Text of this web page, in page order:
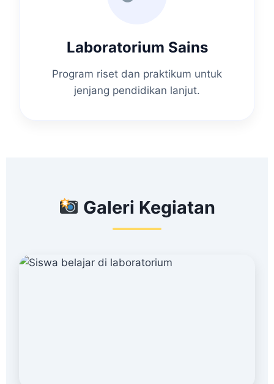
Laboratorium Sains
Program riset dan praktikum untuk
jenjang pendidikan lanjut.
Galeri Kegiatan